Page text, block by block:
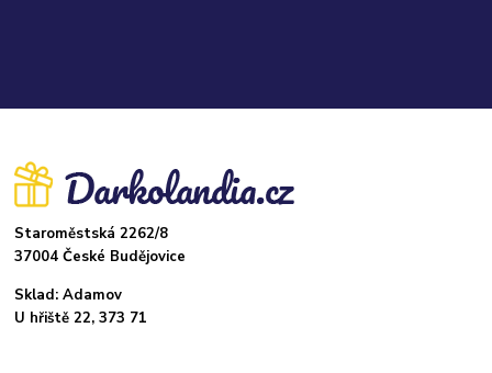
Staroměstská 2262/8
37004 České Budějovice
Sklad: Adamov
U hřiště 22, 373 71